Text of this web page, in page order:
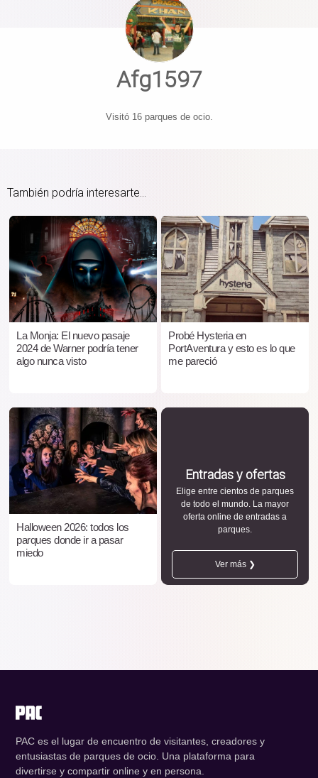
Afg1597
Visitó 16 parques de ocio.
También podría interesarte...
La Monja: El nuevo pasaje
2024 de Warner podría tener
algo nunca visto
Probé Hysteria en
PortAventura y esto es lo que
me pareció
Halloween 2026: todos los
parques donde ir a pasar
miedo
Entradas y ofertas
Elige entre cientos de parques
de todo el mundo. La mayor
oferta online de entradas a
parques.
Ver más ❯
PAC es el lugar de encuentro de visitantes, creadores y
entusiastas de parques de ocio. Una plataforma para
divertirse y compartir online y en persona.